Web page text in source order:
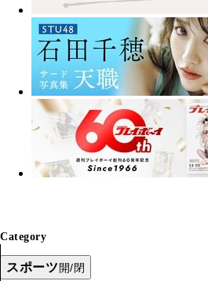
Category
スポーツ開/閉